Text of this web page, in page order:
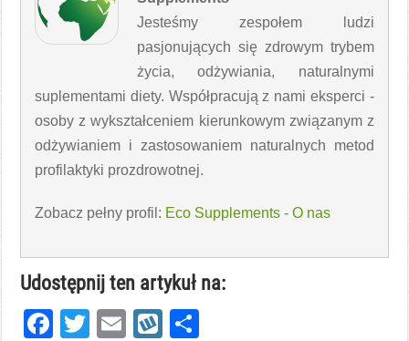
Jesteśmy zespołem ludzi
pasjonujących się zdrowym trybem
życia, odżywiania, naturalnymi
suplementami diety. Współpracują z nami eksperci -
osoby z wykształceniem kierunkowym związanym z
odżywianiem i zastosowaniem naturalnych metod
profilaktyki prozdrowotnej.
Zobacz pełny profil: Eco Supplements - O nas
Udostępnij ten artykuł na:
Facebook
Twitter
EmailWykop